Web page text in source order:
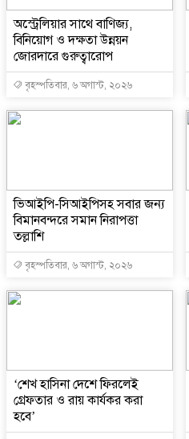
অস্ট্রেলিয়ার সাথে বাণিজ্য,
বিনিয়োগ ও দক্ষতা উন্নয়ন
জোরদারে গুরুত্বারোপ
বৃহস্পতিবার, ৬ অগাস্ট, ২০২৬
ভিআইপি-সিআইপিসহ সবার জন্য
বিমানবন্দরে সমান নিরাপত্তা
তল্লাশি
বৃহস্পতিবার, ৬ অগাস্ট, ২০২৬
‘শেখ হাসিনা দেশে ফিরলেই
গ্রেফতার ও রায় কার্যকর করা
হবে’